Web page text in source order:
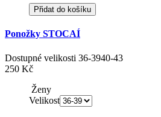
Přidat do košíku
Ponožky STOCAÍ
Dostupné velikosti 36-3940-43
250 Kč
Ženy
Velikost